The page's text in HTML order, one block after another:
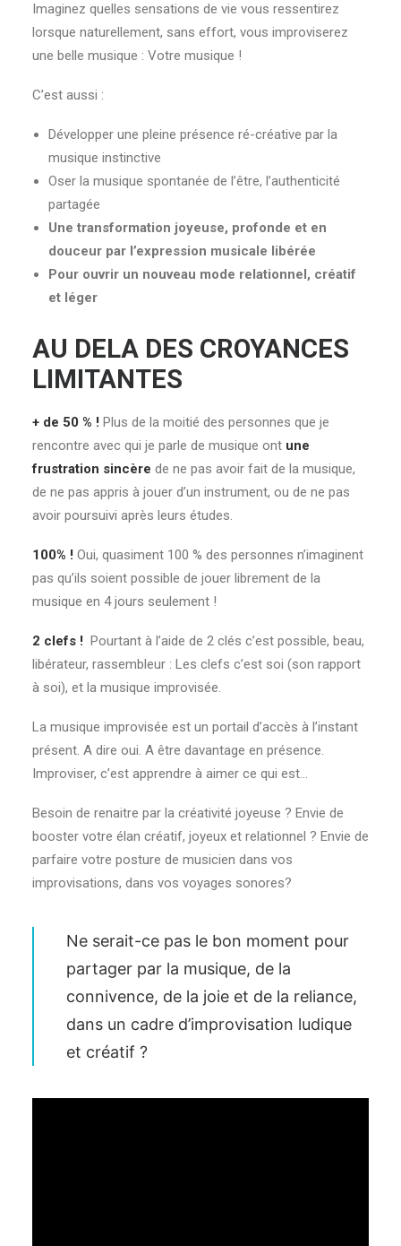
Imaginez quelles sensations de vie vous ressentirez
lorsque naturellement, sans effort, vous improviserez
une belle musique : Votre musique !
C’est aussi :
Développer une pleine présence ré-créative par la
musique instinctive
Oser la musique spontanée de l’être, l’authenticité
partagée
Une transformation joyeuse, profonde et en
douceur par l’expression musicale libérée
Pour ouvrir un nouveau mode relationnel, créatif
et léger
AU DELA DES CROYANCES
LIMITANTES
+ de 50 % ! Plus de la moitié des personnes que je
rencontre avec qui je parle de musique ont une
frustration sincère de ne pas avoir fait de la musique,
de ne pas appris à jouer d’un instrument, ou de ne pas
avoir poursuivi après leurs études.
100% ! Oui, quasiment 100 % des personnes n’imaginent
pas qu’ils soient possible de jouer librement de la
musique en 4 jours seulement !
2 clefs ! Pourtant à l’aide de 2 clés c’est possible, beau,
libérateur, rassembleur : Les clefs c’est soi (son rapport
à soi), et la musique improvisée.
La musique improvisée est un portail d’accès à l’instant
présent. A dire oui. A être davantage en présence.
Improviser, c’est apprendre à aimer ce qui est…
Besoin de renaitre par la créativité joyeuse ? Envie de
booster votre élan créatif, joyeux et relationnel ? Envie de
parfaire votre posture de musicien dans vos
improvisations, dans vos voyages sonores?
Ne serait-ce pas le bon moment pour
partager par la musique, de la
connivence, de la joie et de la reliance,
dans un cadre d’improvisation ludique
et créatif ?